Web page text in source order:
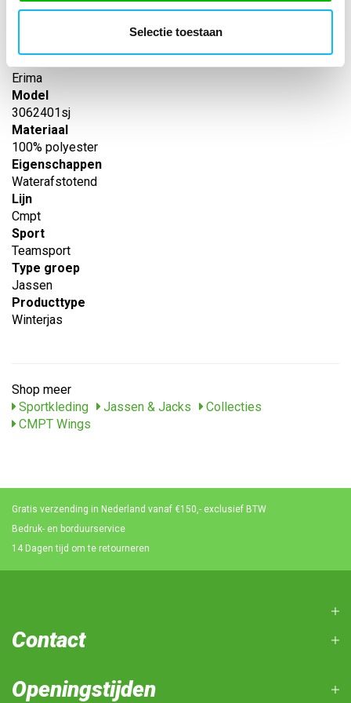
Selectie toestaan
Erima
Model
3062401sj
Materiaal
100% polyester
Eigenschappen
Waterafstotend
Lijn
Cmpt
Sport
Teamsport
Type groep
Jassen
Producttype
Winterjas
Shop meer
Sportkleding
Jassen & Jacks
Collecties
CMPT Wings
Gratis verzending in Nederland vanaf €150,- exclusief BTW
Bedruk- en borduurservice
14 Dagen tijd om te retourneren
Contact
Openingstijden